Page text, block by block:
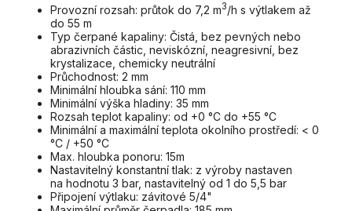
Provozní rozsah: průtok do 7,2 m3/h s výtlakem až
do 55 m
Typ čerpané kapaliny: Čistá, bez pevných nebo
abrazivních částic, neviskózní, neagresivní, bez
krystalizace, chemicky neutrální
Průchodnost: 2 mm
Minimální hloubka sání: 110 mm
Minimální výška hladiny: 35 mm
Rozsah teplot kapaliny: od +0 °C do +55 °C
Minimální a maximální teplota okolního prostředí: < 0
°C / +50 °C
Max. hloubka ponoru: 15m
Nastavitelný konstantní tlak: z výroby nastaven
na hodnotu 3 bar, nastavitelný od 1 do 5,5 bar
Připojení výtlaku: závitové 5/4"